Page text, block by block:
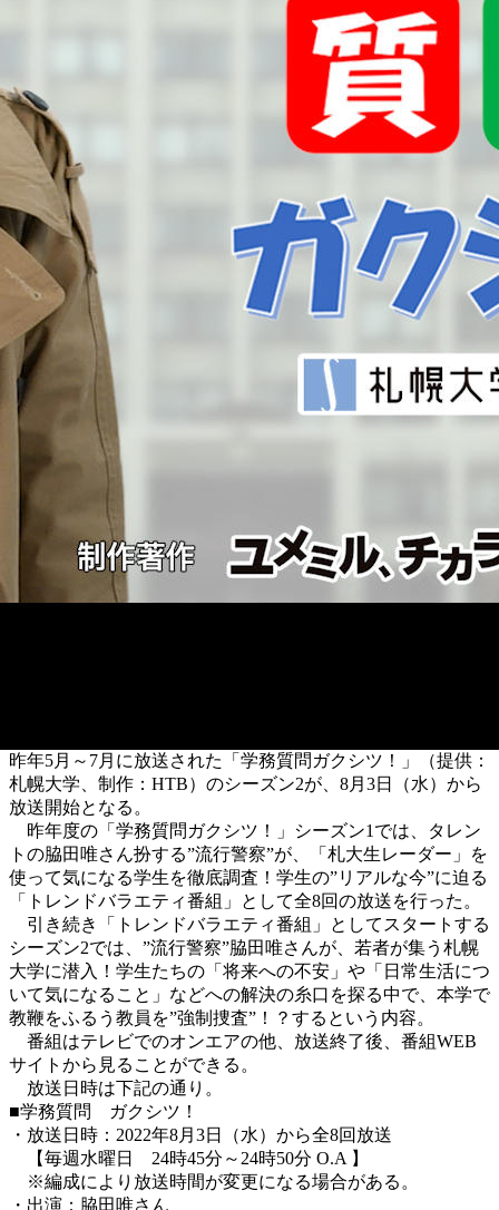
昨年5月～7月に放送された「学務質問ガクシツ！」（提供：
札幌大学、制作：HTB）のシーズン2が、8月3日（水）から
放送開始となる。
昨年度の「学務質問ガクシツ！」シーズン1では、タレン
トの脇田唯さん扮する”流行警察”が、「札大生レーダー」を
使って気になる学生を徹底調査！学生の”リアルな今”に迫る
「トレンドバラエティ番組」として全8回の放送を行った。
引き続き「トレンドバラエティ番組」としてスタートする
シーズン2では、”流行警察”脇田唯さんが、若者が集う札幌
大学に潜入！学生たちの「将来への不安」や「日常生活につ
いて気になること」などへの解決の糸口を探る中で、本学で
教鞭をふるう教員を”強制捜査”！？するという内容。
番組はテレビでのオンエアの他、放送終了後、番組WEB
サイトから見ることができる。
放送日時は下記の通り。
■学務質問 ガクシツ！
・放送日時：2022年8月3日（水）から全8回放送
【毎週水曜日 24時45分～24時50分 O.A 】
※編成により放送時間が変更になる場合がある。
・出演：脇田唯さん